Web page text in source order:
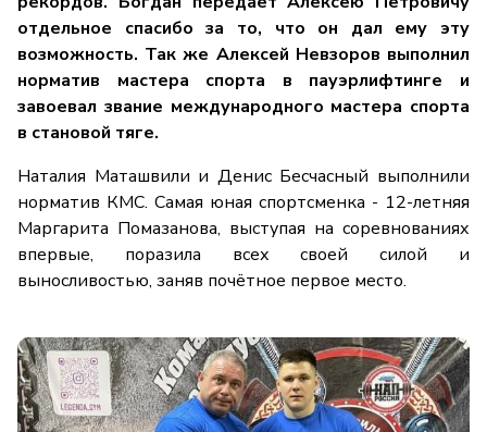
отдельное спасибо за то, что он дал ему эту
возможность. Так же Алексей Невзоров выполнил
норматив мастера спорта в пауэрлифтинге и
завоевал звание международного мастера спорта
в становой тяге.
Наталия Маташвили и Денис Бесчасный выполнили
норматив КМС. Самая юная спортсменка - 12-летняя
Маргарита Помазанова, выступая на соревнованиях
впервые, поразила всех своей силой и
выносливостью, заняв почётное первое место.